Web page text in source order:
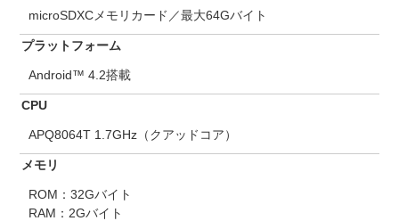
microSDXCメモリカード／最大64Gバイト
プラットフォーム
Android™ 4.2搭載
CPU
APQ8064T 1.7GHz（クアッドコア）
メモリ
ROM：32Gバイト
RAM：2Gバイト